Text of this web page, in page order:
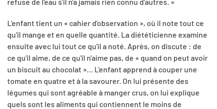
L'enfant tient un « cahier d'observation », où il note tout ce
qu'il mange et en quelle quantité. La diététicienne examine
ensuite avec lui tout ce qu'il a noté. Après, on discute : de
ce qu'il aime, de ce qu'il n'aime pas, de « quand on peut avoir
un biscuit au chocolat »… L'enfant apprend à couper une
tomate en quatre et à la savourer. On lui présente des
légumes qui sont agréable à manger crus, on lui explique
quels sont les aliments qui contiennent le moins de